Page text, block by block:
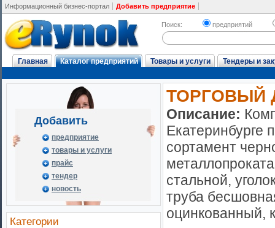
Информационный бизнес-портал Добавить предприятие
Поиск: предприятий
Главная Каталог предприятий Товары и услуги Тендеры и
Добавить
предприятие
товары и услуги
прайс
тендер
новость
Категории
ТОРГОВЫЙ
Описание:
Екатеринбурге
сортамент
стальной,
труба
оцинкованный,